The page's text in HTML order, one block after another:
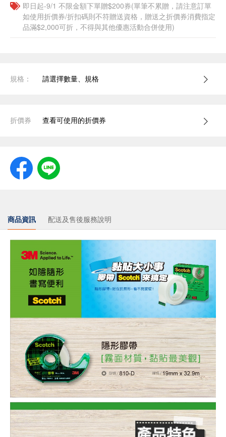
即日起-9/1 不限金額下單贈$200券(單筆不累贈，請注意訂單
如使用折價券/折扣碼則不符贈送資格，贈送之折價券消費指定
品滿$2,000可折，不得與其他優惠活動合併使用)
規格： 請選擇數量、規格
折價券 查看可使用的折價券
商品資訊 配送及售後服務說明